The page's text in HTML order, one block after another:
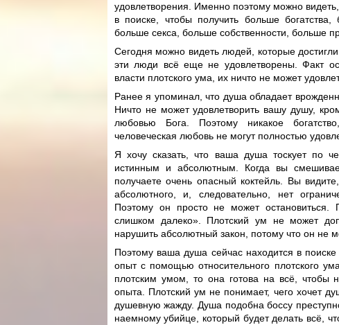
удовлетворения. Именно поэтому можно
в поиске, чтобы получить больше
больше секса, больше собственности, больше
Сегодня можно видеть людей, которые
эти люди всё еще не удовлетворены. Факт
власти плотского ума, их ничто не может
Ранее я упоминал, что душа обладает
Ничто не может удовлетворить вашу душу,
любовью Бога. Поэтому никакое
человеческая любовь не могут полностью
Я хочу сказать, что ваша душа тоскует по
истинным и абсолютным. Когда вы
получаете очень опасный коктейль. Вы
абсолютного, и, следовательно, нет
Поэтому он просто не может
слишком далеко». Плотский ум не может
нарушить абсолютный закон, потому что он не
Поэтому ваша душа сейчас находится в
опыт с помощью относительного плотского
плотским умом, то она готова на всё, чтобы
опыта. Плотский ум не понимает, чего хочет
душевную жажду. Душа подобна боссу
наемному убийце, который будет делать всё,